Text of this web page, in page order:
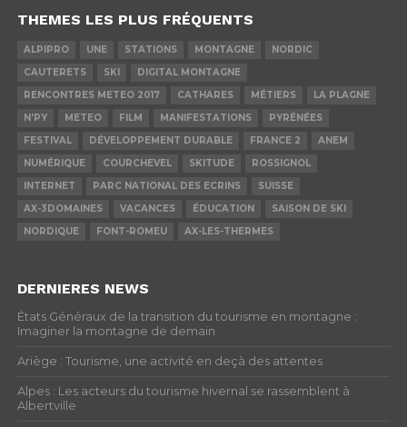
THEMES LES PLUS FRÉQUENTS
ALPIPRO UNE STATIONS MONTAGNE
NORDIC
CAUTERETS
SKI
DIGITAL MONTAGNE
RENCONTRES METEO 2017
CATHARES MÉTIERS
LA PLAGNE
N'PY
METEO FILM MANIFESTATIONS
PYRÉNÉES
FESTIVAL
DÉVELOPPEMENT DURABLE FRANCE 2
ANEM
NUMÉRIQUE
COURCHEVEL SKITUDE
ROSSIGNOL
INTERNET
PARC NATIONAL DES ECRINS
SUISSE
AX-3DOMAINES
VACANCES ÉDUCATION
SAISON DE SKI
NORDIQUE
FONT-ROMEU AX-LES-THERMES
DERNIERES NEWS
États Généraux de la transition du tourisme en montagne :
Imaginer la montagne de demain
Ariège : Tourisme, une activité en deçà des attentes
Alpes : Les acteurs du tourisme hivernal se rassemblent à
Albertville